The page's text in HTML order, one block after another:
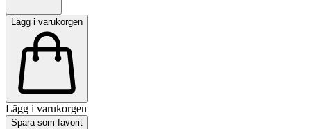
Lägg i varukorgen
Lägg i varukorgen
Spara som favorit